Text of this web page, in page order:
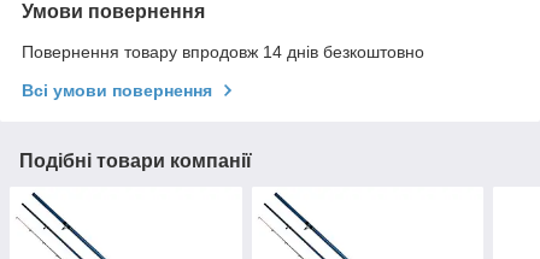
Умови повернення
Повернення товару впродовж 14 днів безкоштовно
Всі умови повернення
Подібні товари компанії